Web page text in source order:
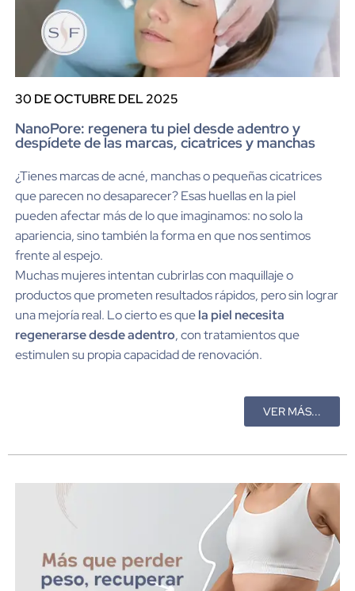
30 DE OCTUBRE DEL 2025
NanoPore: regenera tu piel desde adentro y
despídete de las marcas, cicatrices y manchas
¿Tienes marcas de acné, manchas o pequeñas cicatrices
que parecen no desaparecer? Esas huellas en la piel
pueden afectar más de lo que imaginamos: no solo la
apariencia, sino también la forma en que nos sentimos
frente al espejo.
Muchas mujeres intentan cubrirlas con maquillaje o
productos que prometen resultados rápidos, pero sin lograr
una mejoría real. Lo cierto es quela piel necesita
regenerarse desde adentro, con tratamientos que
estimulen su propia capacidad de renovación.
VER MÁS...